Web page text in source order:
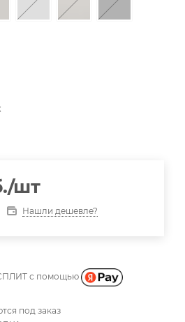
/шт
Нашли дешевле?
с помощью
под заказ